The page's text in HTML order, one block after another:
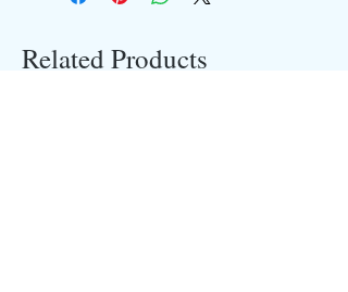
Related Products